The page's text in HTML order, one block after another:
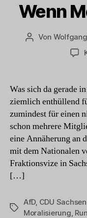
Wenn
Beitragsautor
Von
Was sich da gerade
ziemlich enthüllend
zumindest für einen
schon mehrere
eine Annäherung an
mit dem Nationalen
Fraktionsvize in
[…]
Schlagwörter
AfD, CDU
Moralisierung,